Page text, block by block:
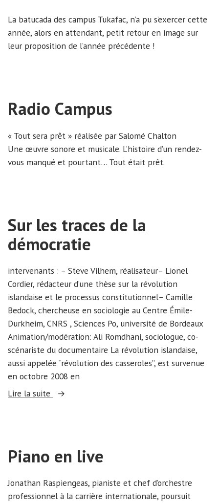
La batucada des campus Tukafac, n’a pu s’exercer cette
année, alors en attendant, petit retour en image sur
leur proposition de l’année précédente !
Radio Campus
« Tout sera prêt » réalisée par Salomé Chalton
Une œuvre sonore et musicale. L’histoire d’un rendez-
vous manqué et pourtant… Tout était prêt.
Sur les traces de la
démocratie
intervenants : – Steve Vilhem, réalisateur– Lionel
Cordier, rédacteur d’une thèse sur la révolution
islandaise et le processus constitutionnel– Camille
Bedock, chercheuse en sociologie au Centre Émile-
Durkheim, CNRS , Sciences Po, université de Bordeaux
Animation/modération: Ali Romdhani, sociologue, co-
scénariste du documentaire La révolution islandaise,
aussi appelée “révolution des casseroles”, est survenue
en octobre 2008 en
Lire la suite
« Sur
démocratie »
Piano en live
Jonathan Raspiengeas, pianiste et chef d’orchestre
professionnel à la carrière internationale, poursuit